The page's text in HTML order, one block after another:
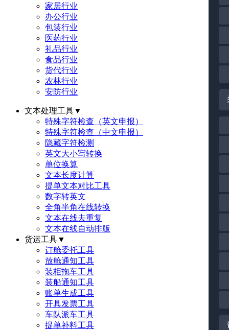
家居行业
办公行业
包装行业
医药行业
礼品行业
食品行业
货代行业
农林行业
安防行业
文本处理工具▼
特殊字符检查（英文申报）
特殊字符检查（中文申报）
隐藏字符检测
英文大小写转换
单位换算
文本长度计算
提单文本对比工具
数字转英文
全角半角在线转换
文本在线去重复
文本在线自动排版
货运工具▼
订舱委托工具
放舱通知工具
装柜拖车工具
装船通知工具
账单生成工具
开具发票工具
车队派车工具
提单补料工具